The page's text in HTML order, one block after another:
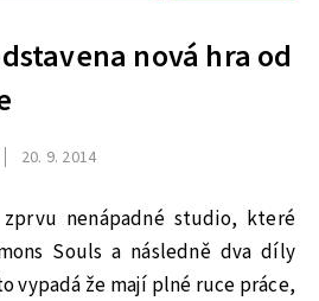
nová hra od
20. 9. 2014
nenápadné studio, které
Souls a následně dva díly
vypadá že mají plné ruce práce,